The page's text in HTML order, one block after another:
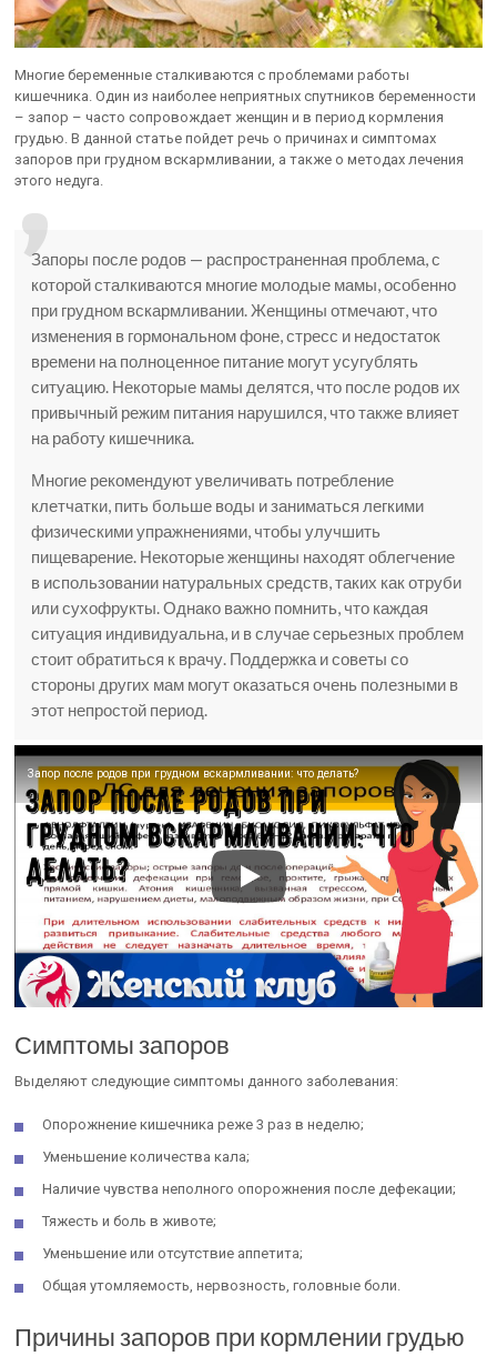
Многие беременные сталкиваются с проблемами работы
кишечника. Один из наиболее неприятных спутников беременности
– запор – часто сопровождает женщин и в период кормления
грудью. В данной статье пойдет речь о причинах и симптомах
запоров при грудном вскармливании, а также о методах лечения
этого недуга.
Запоры после родов — распространенная проблема, с
которой сталкиваются многие молодые мамы, особенно
при грудном вскармливании. Женщины отмечают, что
изменения в гормональном фоне, стресс и недостаток
времени на полноценное питание могут усугублять
ситуацию. Некоторые мамы делятся, что после родов их
привычный режим питания нарушился, что также влияет
на работу кишечника.
Многие рекомендуют увеличивать потребление
клетчатки, пить больше воды и заниматься легкими
физическими упражнениями, чтобы улучшить
пищеварение. Некоторые женщины находят облегчение
в использовании натуральных средств, таких как отруби
или сухофрукты. Однако важно помнить, что каждая
ситуация индивидуальна, и в случае серьезных проблем
стоит обратиться к врачу. Поддержка и советы со
стороны других мам могут оказаться очень полезными в
этот непростой период.
Запор после родов при грудном вскармливании: что делать?
Симптомы запоров
Выделяют следующие симптомы данного заболевания:
Опорожнение кишечника реже 3 раз в неделю;
Уменьшение количества кала;
Наличие чувства неполного опорожнения после дефекации;
Тяжесть и боль в животе;
Уменьшение или отсутствие аппетита;
Общая утомляемость, нервозность, головные боли.
Причины запоров при кормлении грудью